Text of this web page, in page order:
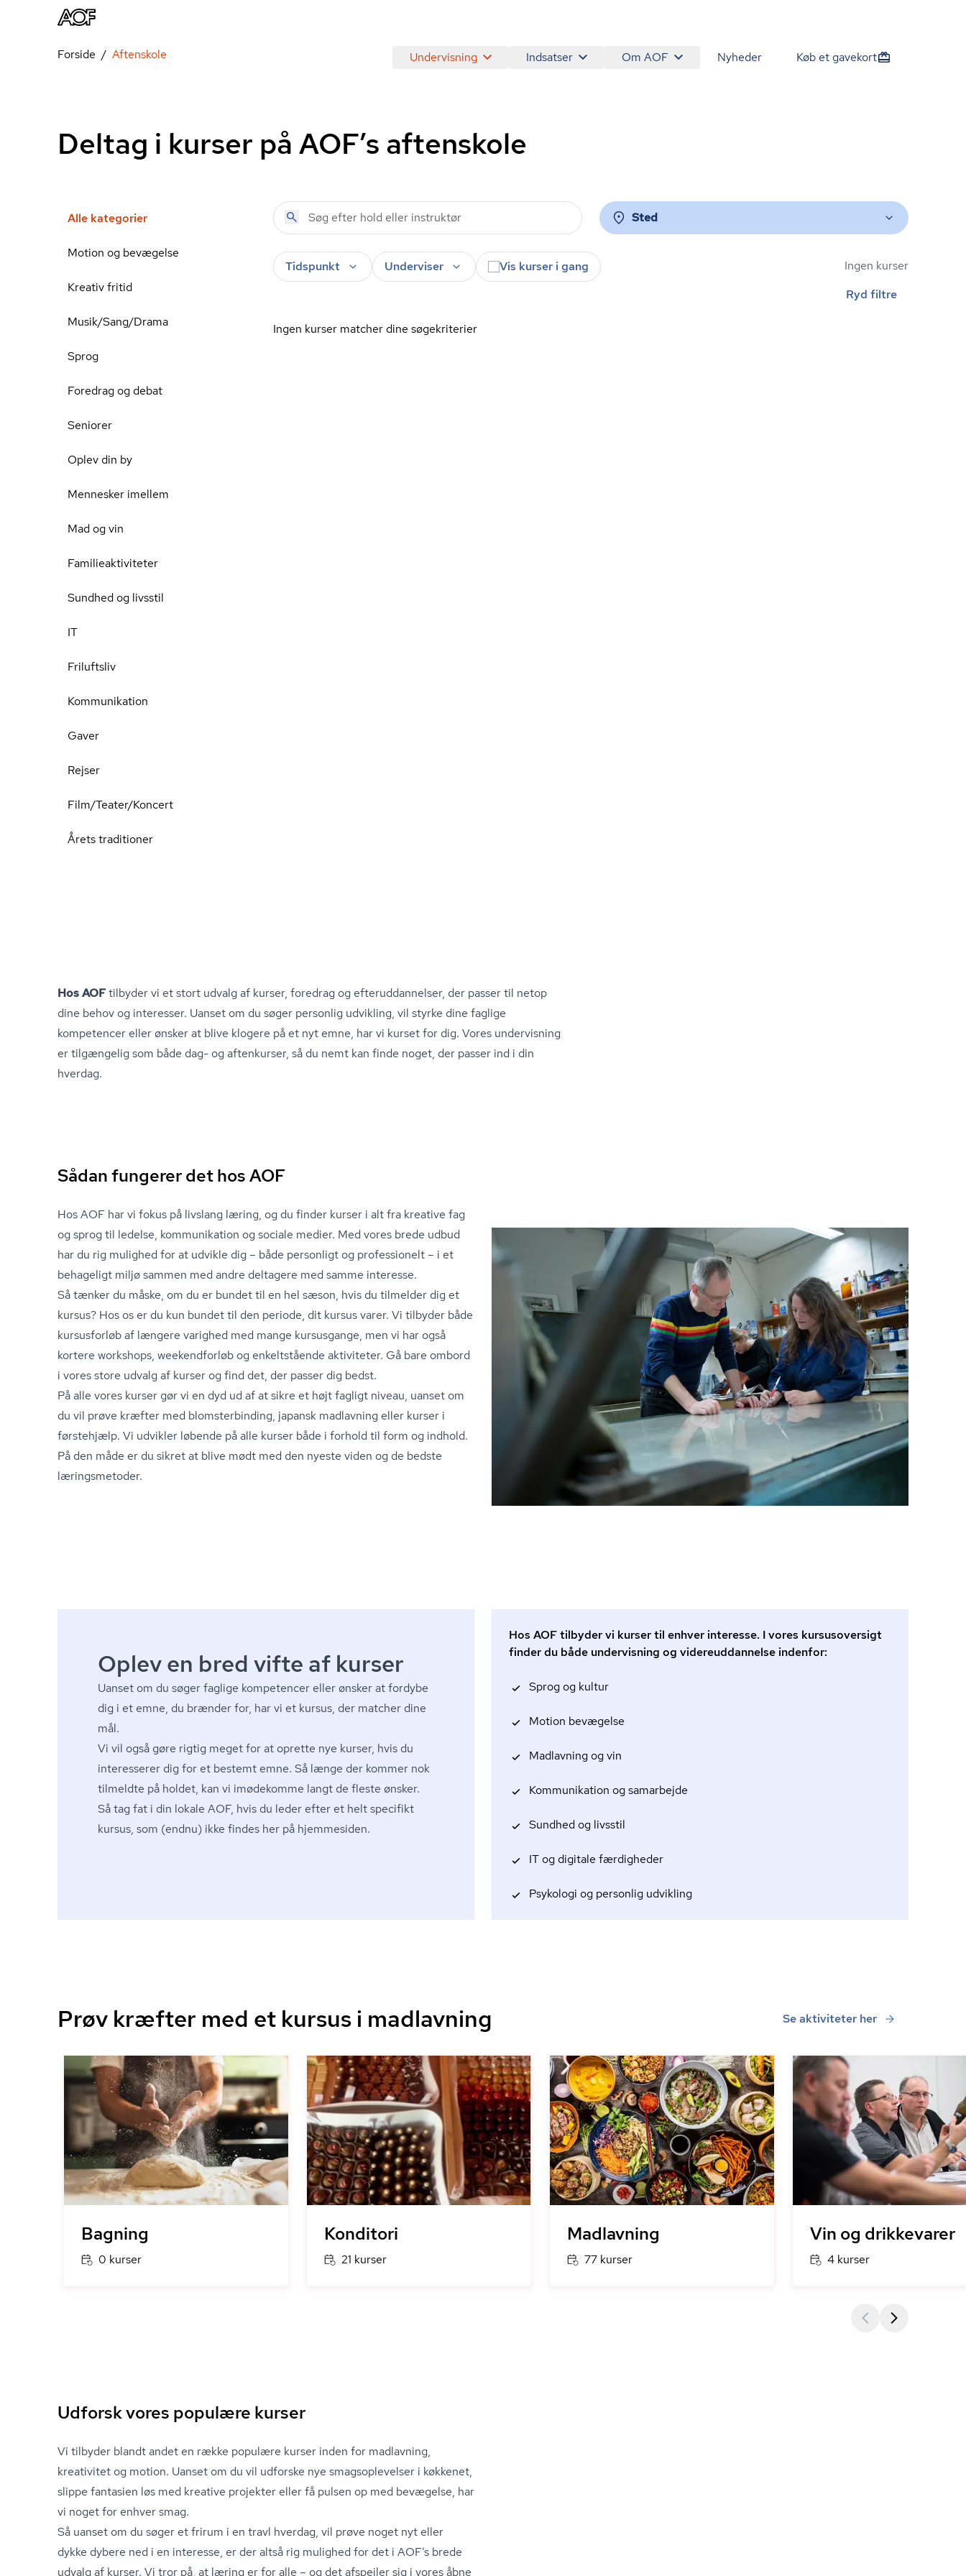
Undervisning Indsatser Om AOF Nyheder Køb et gavekort
Forside Aftenskole
Deltag i kurser på AOF’s aftenskole
Alle kategorier
Motion og bevægelse
Kreativ fritid
Musik/Sang/Drama
Sprog
Foredrag og debat
Seniorer
Oplev din by
Mennesker imellem
Mad og vin
Familieaktiviteter
Sundhed og livsstil
IT
Friluftsliv
Kommunikation
Gaver
Rejser
Film/Teater/Koncert
Årets traditioner
Sted
Tidspunkt Underviser Vis kurser i gang
Ingen kurser
Ryd filtre
Ingen kurser matcher dine søgekriterier
Hos AOFtilbyder vi et stort udvalg af kurser, foredrag og ef­ter­ud­dan­nel­ser, der passer til netop
dine behov og interesser. Uanset om du søger personlig udvikling, vil styrke dine faglige
kompetencer eller ønsker at blive klogere på et nyt emne, har vi kurset for dig. Vores undervisning
er tilgængelig som både dag- og aftenkurser, så du nemt kan finde noget, der passer ind i din
hverdag.
Sådan fungerer det hos AOF
Hos AOF har vi fokus på livslang læring, og du finder kurser i alt fra kreative fag
og sprog til ledelse, kommunikation og sociale medier. Med vores brede udbud
har du rig mulighed for at udvikle dig – både personligt og professionelt – i et
behageligt miljø sammen med andre deltagere med samme interesse.
Så tænker du måske, om du er bundet til en hel sæson, hvis du tilmelder dig et
kursus? Hos os er du kun bundet til den periode, dit kursus varer. Vi tilbyder både
kursusforløb af længere varighed med mange kursusgange, men vi har også
kortere workshops, weekendforløb og enkeltstående aktiviteter. Gå bare ombord
i vores store udvalg af kurser og find det, der passer dig bedst.
På alle vores kurser gør vi en dyd ud af at sikre et højt fagligt niveau, uanset om
du vil prøve kræfter med blom­ster­bin­ding, japansk madlavning eller kurser i
førstehjælp. Vi udvikler løbende på alle kurser både i forhold til form og indhold.
På den måde er du sikret at blive mødt med den nyeste viden og de bedste
læringsmetoder.
Oplev en bred vifte af kurser
Uanset om du søger faglige kompetencer eller ønsker at fordybe
dig i et emne, du brænder for, har vi et kursus, der matcher dine
mål.
Vi vil også gøre rigtig meget for at oprette nye kurser, hvis du
interesserer dig for et bestemt emne. Så længe der kommer nok
tilmeldte på holdet, kan vi imødekomme langt de fleste ønsker.
Så tag fat i din lokale AOF, hvis du leder efter et helt specifikt
kursus, som (endnu) ikke findes her på hjemmesiden.
Hos AOF tilbyder vi kurser til enhver interesse. I vores kursusoversigt
finder du både undervisning og videreuddannelse indenfor:
Sprog og kultur
Motion bevægelse
Madlavning og vin
Kommunikation og samarbejde
Sundhed og livsstil
IT og digitale færdigheder
Psykologi og personlig udvikling
Prøv kræfter med et kursus i madlavning Se aktiviteter her
Bagning
0 kurser
Konditori
21 kurser
Madlavning
77 kurser
Vin og drikkevarer
4 kurser
Udforsk vores populære kurser
Vi tilbyder blandt andet en række populære kurser inden for madlavning,
kreativitet og motion. Uanset om du vil udforske nye smags­op­le­vel­ser i køkkenet,
slippe fantasien løs med kreative projekter eller få pulsen op med bevægelse, har
vi noget for enhver smag.
Så uanset om du søger et frirum i en travl hverdag, vil prøve noget nyt eller
dykke dybere ned i en interesse, er der altså rig mulighed for det i AOF’s brede
udvalg af kurser. Vi tror på, at læring er for alle – og det afspejler sig i vores åbne